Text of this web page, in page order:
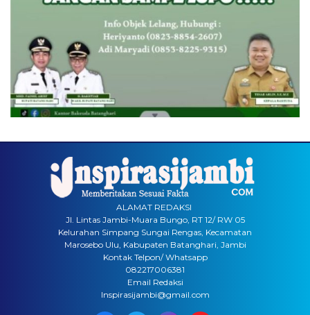
ALAMAT REDAKSI
Jl. Lintas Jambi-Muara Bungo, RT 12/ RW 05
Kelurahan Simpang Sungai Rengas, Kecamatan
Marosebo Ulu, Kabupaten Batanghari, Jambi
Kontak Telpon/ Whatsapp
082217006381
Email Redaksi
Inspirasijambi@gmail.com